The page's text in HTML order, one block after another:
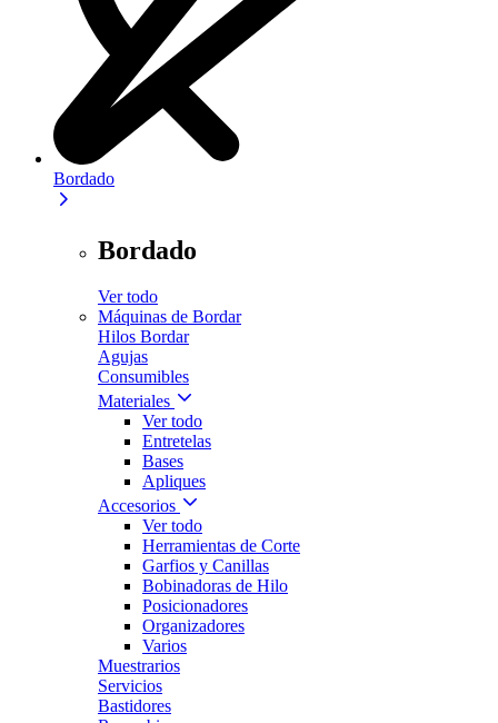
Bordado
Bordado
Ver todo
Máquinas de Bordar
Hilos Bordar
Agujas
Consumibles
Materiales
Ver todo
Entretelas
Bases
Apliques
Accesorios
Ver todo
Herramientas de Corte
Garfios y Canillas
Bobinadoras de Hilo
Posicionadores
Organizadores
Varios
Muestrarios
Servicios
Bastidores